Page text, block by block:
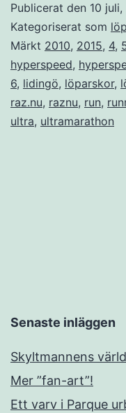
Publicerat den 10 juli,
Kategoriserat som
Märkt 2010, 2015, 4,
hyperspeed,
6, lidingö, löparskor,
raz.nu, raznu, run,
ultra, ultramarathon
Senaste inläggen
Skyltmannens
Mer ”fan-art”!
Ett varv i Parque